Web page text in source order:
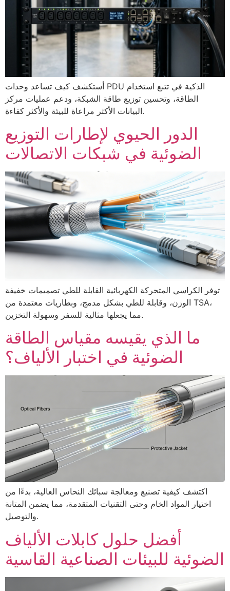
أستكشف كيف تساعد وحدات PDU الذكية في تتبع استخدام
الطاقة، وتحسين توزيع طاقة الشبكة، ودعم عمليات مركز
البيانات الأكثر مراعاة للبيئة والأكثر كفاءة.
الدور الحيوي لإطارات التوزيع
الضوئية في شبكات الاتصالات
توفر الكراسي المتحركة الكهربائية القابلة للطي تصميمات خفيفة
الوزن، وقابلة للطي بشكل مدمج، وبطاريات معتمدة من TSA،
مما يجعلها مثالية للسفر وسهولة التخزين.
ما الذي يقيسه مقياس الطاقة
الضوئية في اختبار الألياف؟
اكتشف كيفية تصنيع ومعالجة سبائك النحاس العالية، بدءًا من
اختيار المواد الخام وحتى التقنيات المتقدمة، مما يضمن المتانة
والتوصيل.
أفضل حلول كابلات الألياف
الضوئية للبيئات الصناعية القاسية